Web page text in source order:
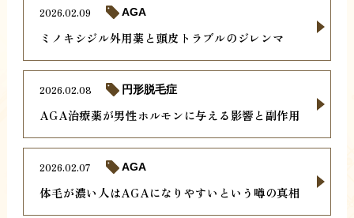
ミノキシジル外用薬と頭皮トラブルのジレンマ
2026.02.09 AGA
AGA治療薬が男性ホルモンに与える影響と副作用
2026.02.08 円形脱毛症
体毛が濃い人はAGAになりやすいという噂の真相
2026.02.07 AGA